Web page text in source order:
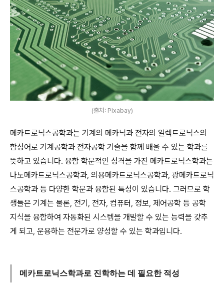
(출처: Pixabay)
메카트로닉스공학과는 기계의 메카닉과 전자의 일렉트로닉스의
합성어로 기계공학과 전자공학 기술을 함께 배울 수 있는 학과를
뜻하고 있습니다. 융합 학문적인 성격을 가진 메카트로닉스학과는
나노메카트로닉스공학과, 의용메카트로닉스공학과, 광메카트로닉
스공학과 등 다양한 학문과 융합된 특성이 있습니다. 그러므로 학
생들은 기계는 물론, 전기, 전자, 컴퓨터, 정보, 제어공학 등 공학
지식을 융합하여 자동화된 시스템을 개발할 수 있는 능력을 갖추
게 되고, 운용하는 전문가로 양성할 수 있는 학과입니다.
메카트로닉스학과로 진학하는 데 필요한 적성